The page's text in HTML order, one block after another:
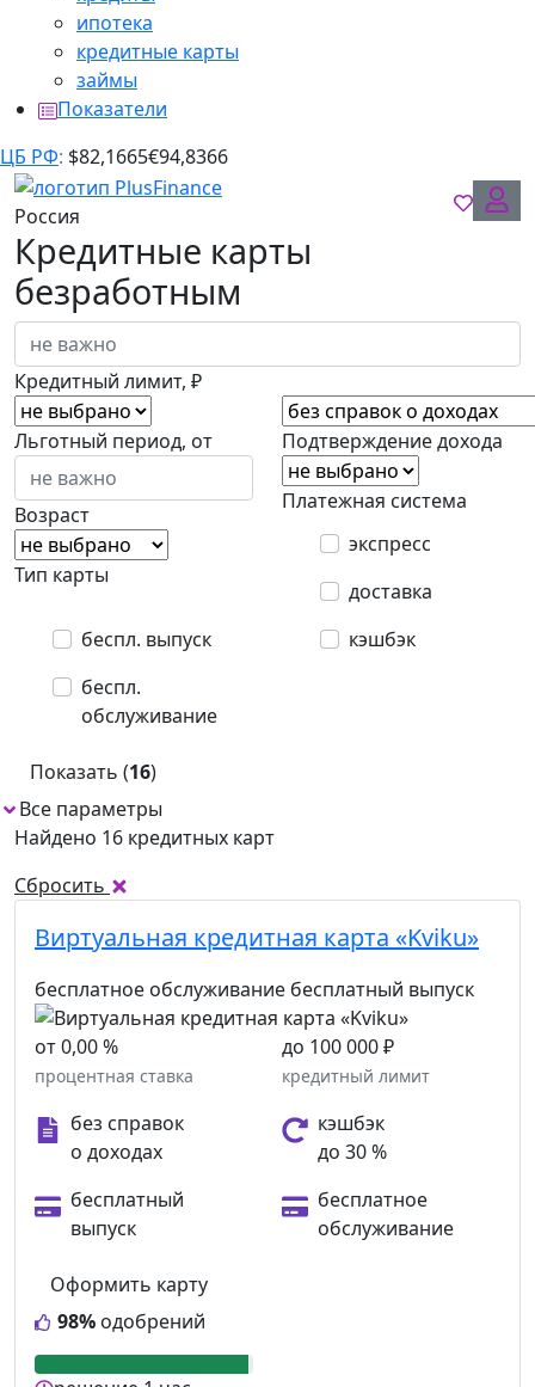
ипотека
кредитные карты
займы
Показатели
ЦБ РФ: $82,1665€94,8366
Россия
Кредитные карты
безработным
Кредитный лимит, ₽
Льготный период, от Подтверждение дохода
Возраст
Платежная система
Тип карты
экспресс
доставка
беспл. выпуск
беспл.
обслуживание
кэшбэк
Показать (16)
Все параметры
Найдено 16 кредитных карт
Сбросить
Виртуальная кредитная карта «Kviku»
бесплатное обслуживание бесплатный выпуск
от 0,00 %
процентная ставка
до 100 000 ₽
кредитный лимит
без справок
о доходах
кэшбэк
до 30 %
бесплатный
выпуск
бесплатное
обслуживание
98% одобрений
Оформить карту